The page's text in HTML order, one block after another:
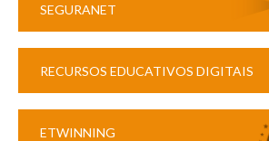
SEGURANET
RECURSOS EDUCATIVOS DIGITAIS
ETWINNING